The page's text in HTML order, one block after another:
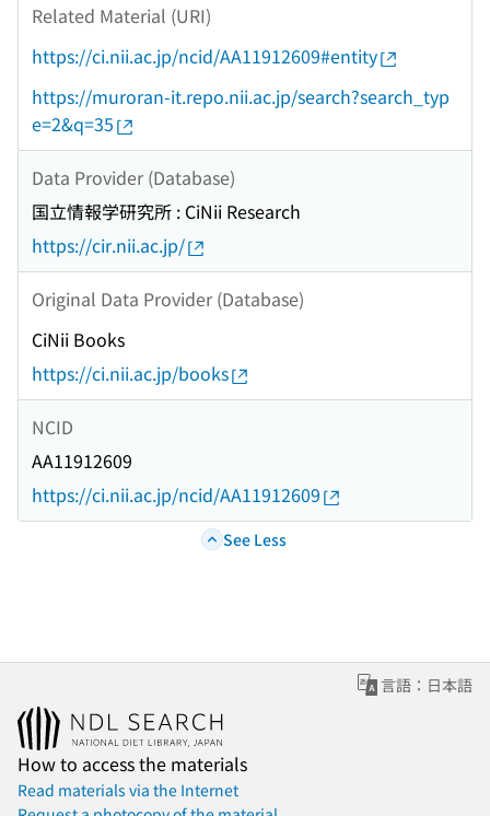
Related Material (URI)
https://ci.nii.ac.jp/ncid/AA11912609#entity
https://muroran-it.repo.nii.ac.jp/search?search_typ
e=2&q=35
Data Provider (Database)
国立情報学研究所 : CiNii Research
https://cir.nii.ac.jp/
Original Data Provider (Database)
CiNii Books
https://ci.nii.ac.jp/books
NCID
AA11912609
https://ci.nii.ac.jp/ncid/AA11912609
See Less
言語：日本語
How to access the materials
Read materials via the Internet